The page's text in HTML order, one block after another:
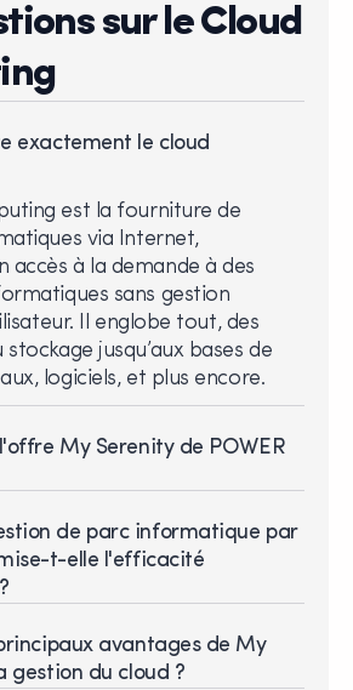
sur le Cloud
exactement le cloud
est la fourniture de
via Internet,
accès à la demande à des
sans gestion
Il englobe tout, des
jusqu’aux bases de
logiciels, et plus encore.
My Serenity de POWER
de parc informatique par
t-elle l'efficacité
avantages de My
gestion du cloud ?